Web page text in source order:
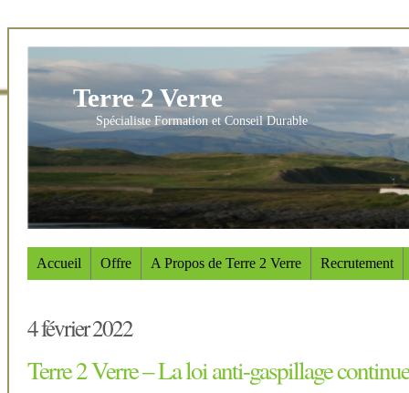
Terre 2 Verre
Spécialiste Formation et Conseil Durable
Accueil Offre A Propos de Terre 2 Verre Recrutement
4 février 2022
Terre 2 Verre – La loi anti-gaspillage continue